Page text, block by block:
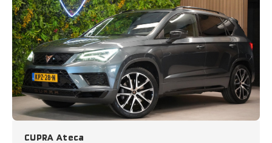
CUPRA Ateca